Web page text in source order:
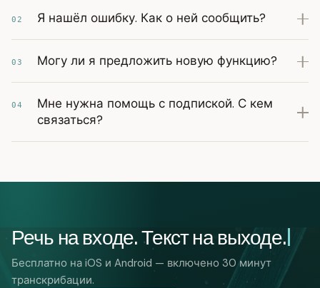
02 Я нашёл ошибку. Как о ней сообщить?
03 Могу ли я предложить новую функцию?
04
Мне нужна помощь с подпиской. С кем
связаться?
Речь на входе. Текст на выходе.
Бесплатно на iOS и Android — включено 30 минут
транскрибации.